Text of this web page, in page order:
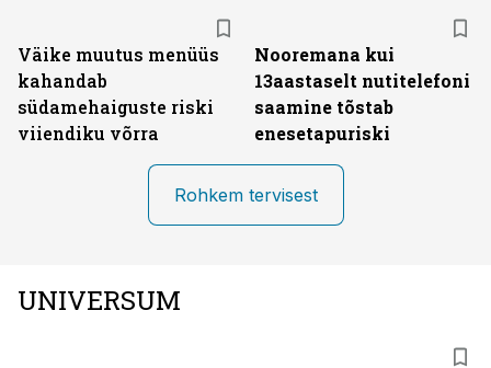
Väike muutus menüüs
kahandab
südamehaiguste riski
viiendiku võrra
Nooremana kui
13aastaselt nutitelefoni
saamine tõstab
enesetapuriski
Rohkem tervisest
UNIVERSUM